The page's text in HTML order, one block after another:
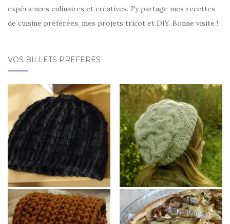
expériences culinaires et créatives. J'y partage mes recettes
de cuisine préférées, mes projets tricot et DIY. Bonne visite !
VOS BILLETS PRÉFÉRÉS